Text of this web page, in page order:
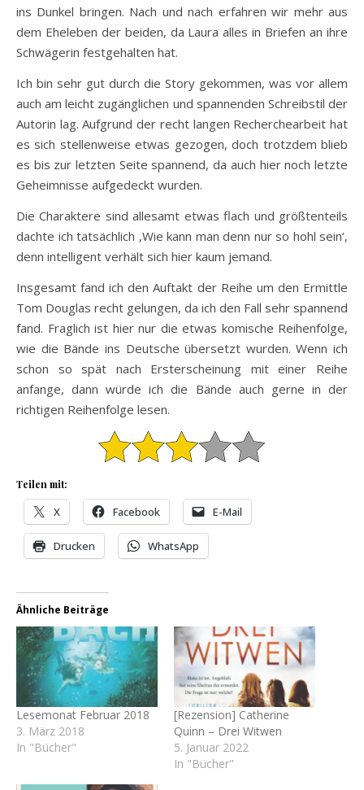
ins Dunkel bringen. Nach und nach erfahren wir mehr aus
dem Eheleben der beiden, da Laura alles in Briefen an ihre
Schwägerin festgehalten hat.
Ich bin sehr gut durch die Story gekommen, was vor allem
auch am leicht zugänglichen und spannenden Schreibstil der
Autorin lag. Aufgrund der recht langen Recherchearbeit hat
es sich stellenweise etwas gezogen, doch trotzdem blieb
es bis zur letzten Seite spannend, da auch hier noch letzte
Geheimnisse aufgedeckt wurden.
Die Charaktere sind allesamt etwas flach und größtenteils
dachte ich tatsächlich ‚Wie kann man denn nur so hohl sein‘,
denn intelligent verhält sich hier kaum jemand.
Insgesamt fand ich den Auftakt der Reihe um den Ermittle
Tom Douglas recht gelungen, da ich den Fall sehr spannend
fand. Fraglich ist hier nur die etwas komische Reihenfolge,
wie die Bände ins Deutsche übersetzt wurden. Wenn ich
schon so spät nach Ersterscheinung mit einer Reihe
anfange, dann würde ich die Bände auch gerne in der
richtigen Reihenfolge lesen.
Teilen mit:
X Facebook E-Mail
Drucken WhatsApp
Ähnliche Beiträge
Lesemonat Februar 2018
3. März 2018
In "Bücher"
[Rezension] Catherine
Quinn – Drei Witwen
5. Januar 2022
In "Bücher"